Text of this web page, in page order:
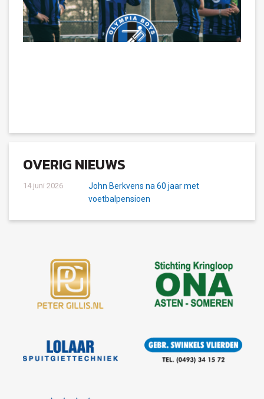
OVERIG NIEUWS
14 juni 2026
John Berkvens na 60 jaar met
voetbalpensioen